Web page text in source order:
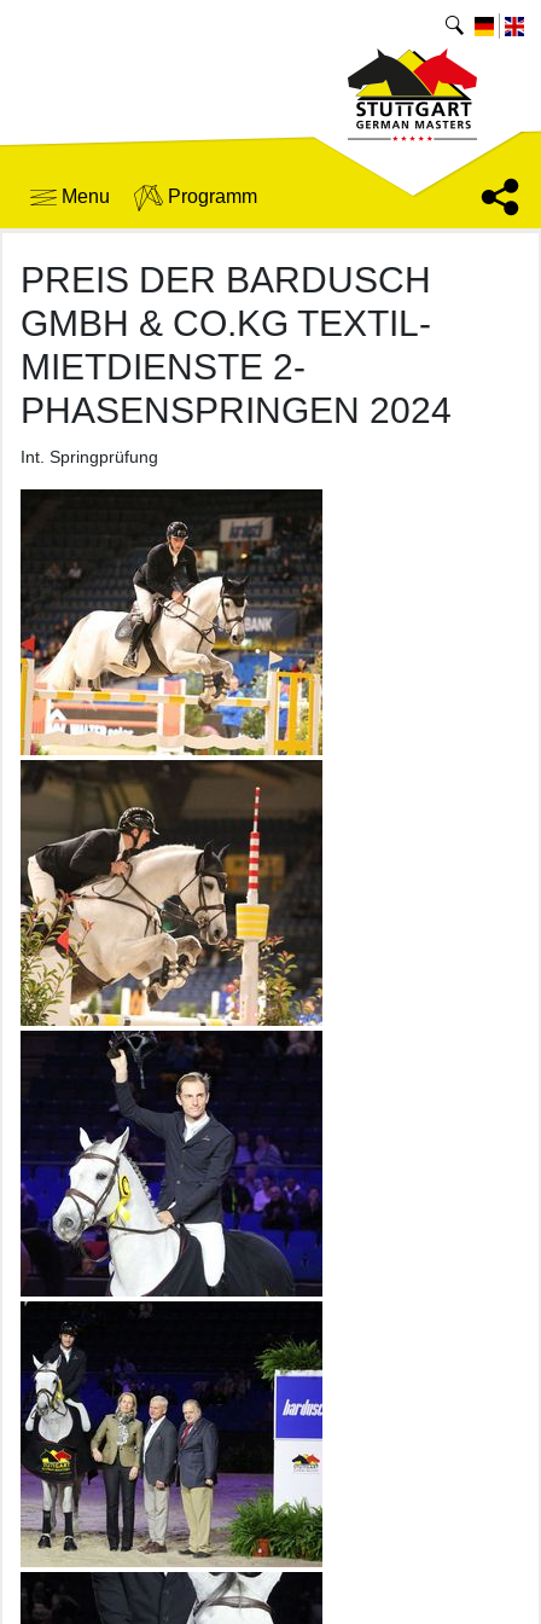
Menu Programm
PREIS DER BARDUSCH
GMBH & CO.KG TEXTIL-
MIETDIENSTE 2-
PHASENSPRINGEN 2024
Int. Springprüfung